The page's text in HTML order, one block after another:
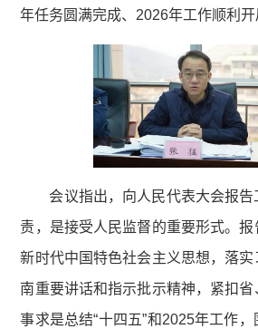
年任务圆满完成、2026年工作顺利开
会议指出，向人民代表大会报
责，是接受人民监督的重要形式。
新时代中国特色社会主义思想，落
南重要讲话和指示批示精神，紧扣
事求是总结“十四五”和2025年工作